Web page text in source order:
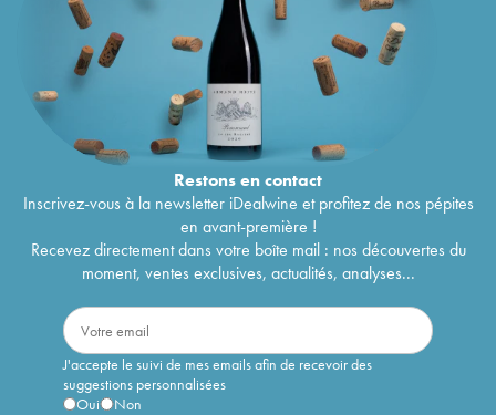
Restons encontact
Inscrivez-vous à la newsletter iDealwine et profitez de nos pépites
en avant-première !
Recevez directement dans votre boîte mail : nos découvertes du
moment, ventes exclusives, actualités, analyses...
J'accepte le suivi de mes emails afin de recevoir des
suggestions personnalisées
Oui
Non